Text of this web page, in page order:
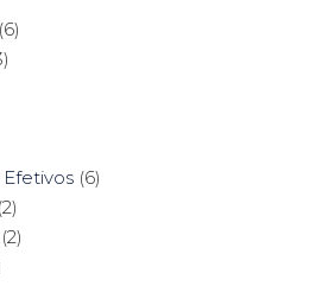
(6)
Efetivos (6)
(2)
(2)